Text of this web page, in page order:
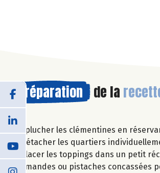
Préparation de la
Éplucher les clémentines en
Détacher les quartiers
Placer les toppings dans un petit
amandes ou pistaches concassées